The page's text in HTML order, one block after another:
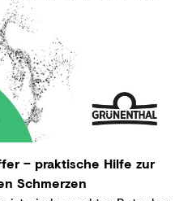
– praktische Hilfe zur
Schmerzen